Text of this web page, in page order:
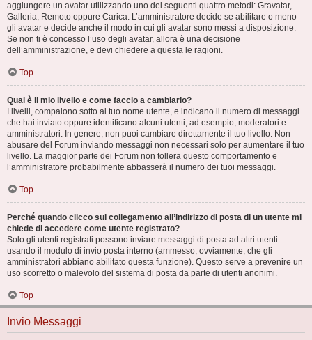
aggiungere un avatar utilizzando uno dei seguenti quattro metodi: Gravatar,
Galleria, Remoto oppure Carica. L’amministratore decide se abilitare o meno
gli avatar e decide anche il modo in cui gli avatar sono messi a disposizione.
Se non ti è concesso l’uso degli avatar, allora è una decisione
dell’amministrazione, e devi chiedere a questa le ragioni.
Top
Qual è il mio livello e come faccio a cambiarlo?
I livelli, compaiono sotto al tuo nome utente, e indicano il numero di messaggi
che hai inviato oppure identificano alcuni utenti, ad esempio, moderatori e
amministratori. In genere, non puoi cambiare direttamente il tuo livello. Non
abusare del Forum inviando messaggi non necessari solo per aumentare il tuo
livello. La maggior parte dei Forum non tollera questo comportamento e
l’amministratore probabilmente abbasserà il numero dei tuoi messaggi.
Top
Perché quando clicco sul collegamento all’indirizzo di posta di un utente mi
chiede di accedere come utente registrato?
Solo gli utenti registrati possono inviare messaggi di posta ad altri utenti
usando il modulo di invio posta interno (ammesso, ovviamente, che gli
amministratori abbiano abilitato questa funzione). Questo serve a prevenire un
uso scorretto o malevolo del sistema di posta da parte di utenti anonimi.
Top
Invio Messaggi